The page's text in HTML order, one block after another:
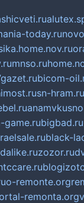
today.ru
mnso.ru
bicom-
sn-hram.ru
game.rubigbad.ru
black-
zozor.ru
o-remonte.org
remonta.org